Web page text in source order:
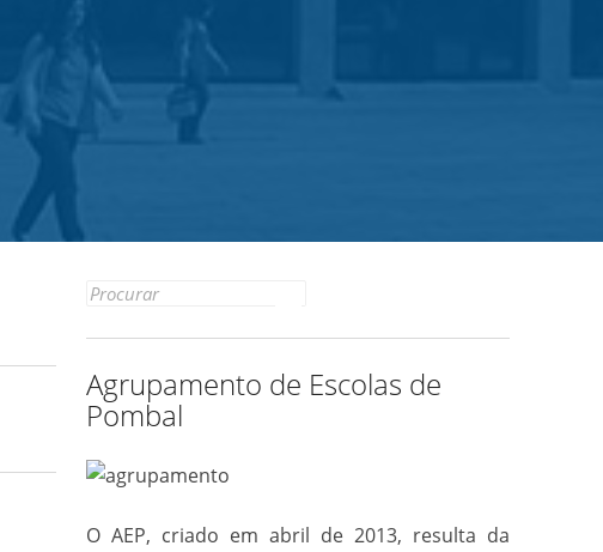
Search
Agrupamento de Escolas de
Pombal
O AEP, criado em abril de 2013, resulta da